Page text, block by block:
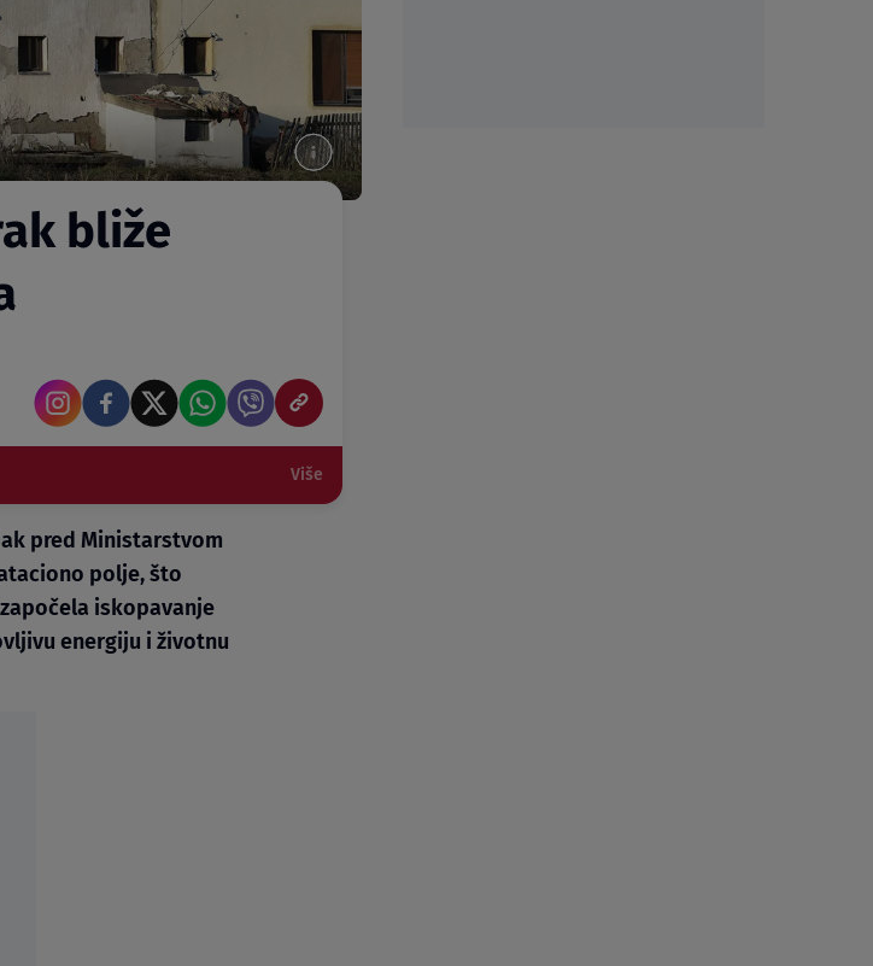
bliže
Više
pred Ministarstvom
polje, što
iskopavanje
energiju i životnu